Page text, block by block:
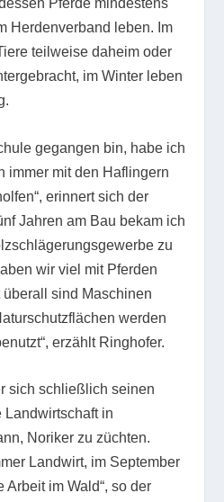
Pferde mindestens
Herdenverband leben. Im
teilweise daheim oder
im Winter leben
gegangen bin, habe ich
immer mit den Haflingern
erinnert sich der
Jahren am Bau bekam ich
zu
wir viel mit Pferden
sind Maschinen
werden
erzählt Ringhofer.
sich schließlich seinen
Landwirtschaft in
Noriker zu züchten.
Landwirt, im September
im Wald“, so der